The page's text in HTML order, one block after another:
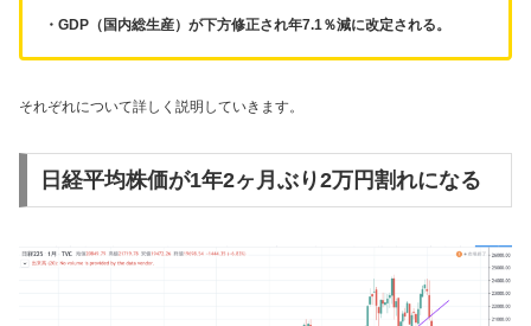
・GDP（国内総生産）が下方修正され年7.1％減に改定される。
それぞれについて詳しく説明していきます。
日経平均株価が1年2ヶ月ぶり2万円割れになる